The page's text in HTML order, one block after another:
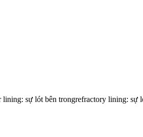
sự lót bên trongrefractory lining: sự